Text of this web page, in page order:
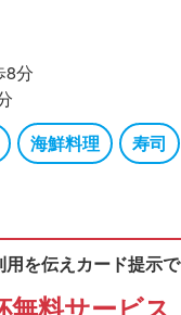
8分
海鮮料理 寿司
用を伝えカード提示で
無料サービス